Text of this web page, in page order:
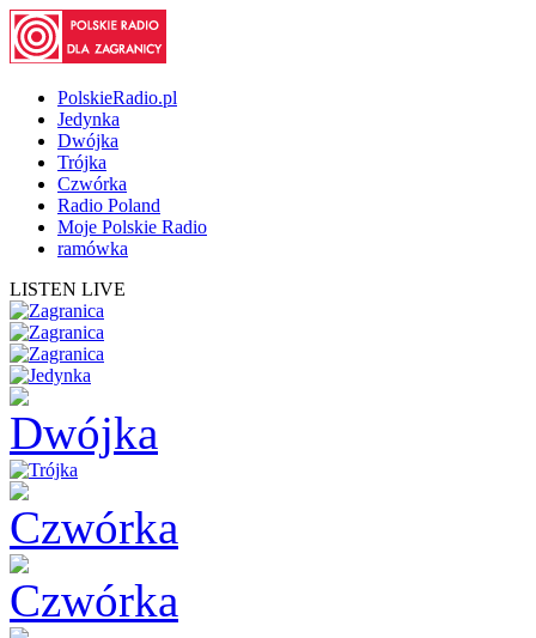
PolskieRadio.pl
Jedynka
Dwójka
Trójka
Czwórka
Radio Poland
Moje Polskie Radio
ramówka
LISTEN LIVE